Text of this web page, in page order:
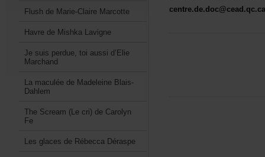
FlushdeMarie-ClaireMarcotte
HavredeMishkaLavigne
Jesuisperdue,toiaussid’Elie
Marchand
LamaculéedeMadeleineBlais-
Dahlem
TheScream(Lecri)deCarolyn
Fe
LesglacesdeRébeccaDéraspe
centre.de.doc@cead.qc.ca